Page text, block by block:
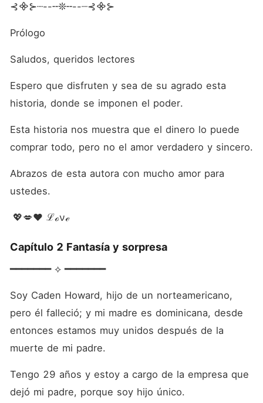
⊰᯽⊱┈--╌❊╌--┈⊰᯽⊱
Prólogo
Saludos, queridos lectores
Espero que disfruten y sea de su agrado esta
historia, donde se imponen el poder.
Esta historia nos muestra que el dinero lo puede
comprar todo, pero no el amor verdadero y sincero.
Abrazos de esta autora con mucho amor para
ustedes.
💖💋❤ ℒℴνℯ
Capítulo 2 Fantasía y sorpresa
━━━━━━━ ⟡ ━━━━━━━
Soy Caden Howard, hijo de un norteamericano,
pero él falleció; y mi madre es dominicana, desde
entonces estamos muy unidos después de la
muerte de mi padre.
Tengo 29 años y estoy a cargo de la empresa que
dejó mi padre, porque soy hijo único.